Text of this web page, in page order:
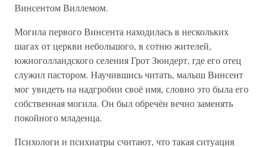
Винсентом Виллемом.
Могила первого Винсента находилась в нескольких
шагах от церкви небольшого, в сотню жителей,
южноголландского селения Грот Зюндерт, где его отец
служил пастором. Научившись читать, малыш Винсент
мог увидеть на надгробии своё имя, словно это была его
собственная могила. Он был обречён вечно заменять
покойного младенца.
Психологи и психиатры считают, что такая ситуация